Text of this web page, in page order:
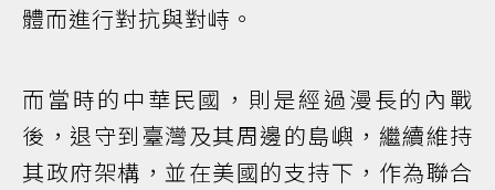
體而進行對抗與對峙。
而當時的中華民國，則是經過漫長的內戰
後，退守到臺灣及其周邊的島嶼，繼續維持
其政府架構，並在美國的支持下，作為聯合